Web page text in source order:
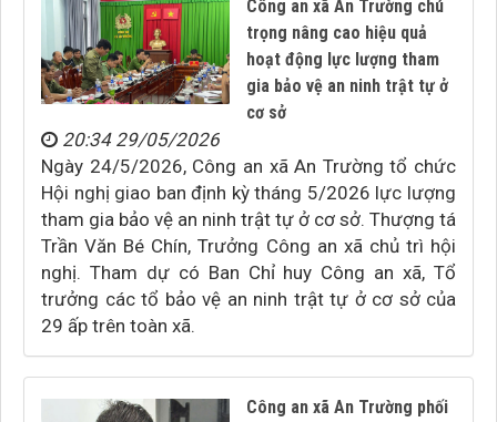
Công an xã An Trường chú
trọng nâng cao hiệu quả
hoạt động lực lượng tham
gia bảo vệ an ninh trật tự ở
cơ sở
20:34 29/05/2026
Ngày 24/5/2026, Công an xã An Trường tổ chức
Hội nghị giao ban định kỳ tháng 5/2026 lực lượng
tham gia bảo vệ an ninh trật tự ở cơ sở. Thượng tá
Trần Văn Bé Chín, Trưởng Công an xã chủ trì hội
nghị. Tham dự có Ban Chỉ huy Công an xã, Tổ
trưởng các tổ bảo vệ an ninh trật tự ở cơ sở của
29 ấp trên toàn xã.
Công an xã An Trường phối